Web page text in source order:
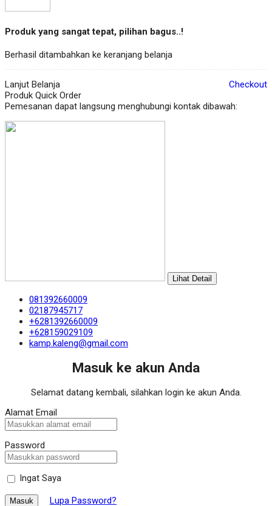
Produk yang sangat tepat, pilihan bagus..!
Berhasil ditambahkan ke keranjang belanja
Lanjut Belanja
Checkout
Produk Quick Order
Pemesanan dapat langsung menghubungi kontak dibawah:
Lihat Detail
081392660009
02187945717
+6281392660009
+628159029109
kamp.kaleng@gmail.com
Masuk ke akun Anda
Selamat datang kembali, silahkan login ke akun Anda.
Alamat Email
Password
Ingat Saya
Masuk Lupa Password?